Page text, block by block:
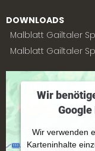
DOWNLOADS
Malblatt Gailtaler
Malblatt Gailtaler
Wir
Wir verwenden
Karteninhalte